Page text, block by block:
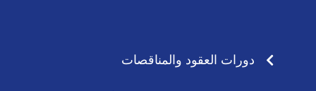
a
m
دورات العقود والمناقصات